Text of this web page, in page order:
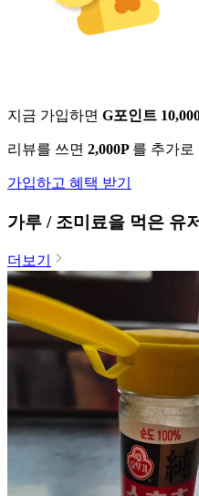
지금 가입하면 G포인트
리뷰를 쓰면 2,000P 를 추가로
가입하고 혜택 받기
가루 / 조미료을 먹은 유
더보기